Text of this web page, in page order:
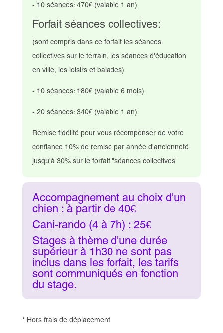
- 10 séances: 470€ (valable 1 an)
Forfait séances collectives:
(sont compris dans ce forfait les séances
collectives sur le terrain, les séances d'éducation
en ville, les loisirs et balades)
- 10 séances: 180€ (valable 6 mois)
- 20 séances: 340€ (valable 1 an)
Remise fidélité pour vous récompenser de votre
confiance 10% de remise par année d'ancienneté
jusqu'à 30% sur le forfait "séances collectives"
Accompagnement au choix d'un
chien : à partir de 40€
Cani-rando (4 à 7h) : 25€
Stages à thème d'une durée
supérieur à 1h30 ne sont pas
inclus dans les forfait, les tarifs
sont communiqués en fonction
du stage.
* Hors frais de déplacement